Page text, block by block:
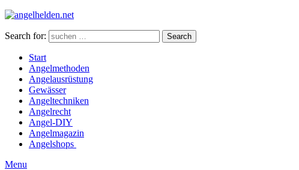
Search for: Search
Start
Angelmethoden
Angelausrüstung
Gewässer
Angeltechniken
Angelrecht
Angel-DIY
Angelmagazin
Angelshops
Menu